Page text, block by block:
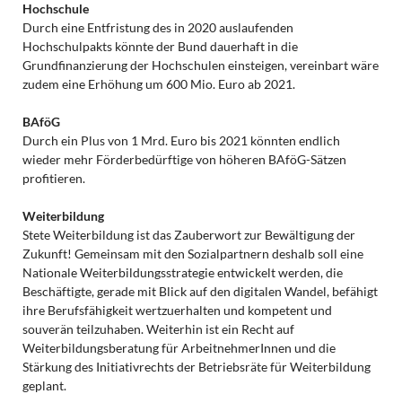
Hochschule
Durch eine Entfristung des in 2020 auslaufenden
Hochschulpakts könnte der Bund dauerhaft in die
Grundfinanzierung der Hochschulen einsteigen, vereinbart wäre
zudem eine Erhöhung um 600 Mio. Euro ab 2021.
BAföG
Durch ein Plus von 1 Mrd. Euro bis 2021 könnten endlich
wieder mehr Förderbedürftige von höheren BAföG-Sätzen
profitieren.
Weiterbildung
Stete Weiterbildung ist das Zauberwort zur Bewältigung der
Zukunft! Gemeinsam mit den Sozialpartnern deshalb soll eine
Nationale Weiterbildungsstrategie entwickelt werden, die
Beschäftigte, gerade mit Blick auf den digitalen Wandel, befähigt
ihre Berufsfähigkeit wertzuerhalten und kompetent und
souverän teilzuhaben. Weiterhin ist ein Recht auf
Weiterbildungsberatung für ArbeitnehmerInnen und die
Stärkung des Initiativrechts der Betriebsräte für Weiterbildung
geplant.